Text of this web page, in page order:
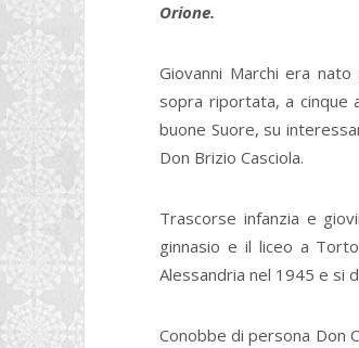
Orione.
Giovanni Marchi era
sopra riportata, a cinque
buone Suore, su
Don Brizio Casciola.
Trascorse infanzia e
ginnasio e il liceo a
Alessandria nel 1945 e si
Conobbe di persona Don